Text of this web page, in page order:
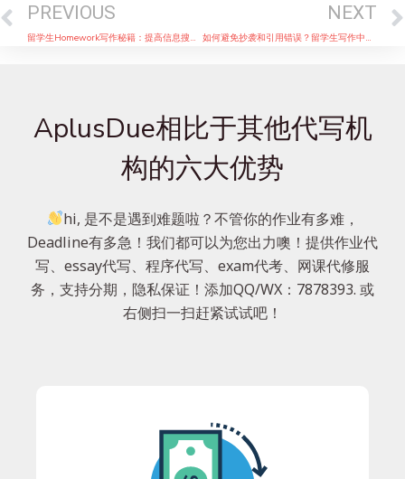
PREVIOUS
留学生Homework写作秘籍：提高信息搜集和整理能力
NEXT
如何避免抄袭和引用错误？留学生写作中的重要问题
AplusDue相比于其他代写机
构的六大优势
hi, 是不是遇到难题啦？不管你的作业有多难，
Deadline有多急！我们都可以为您出力噢！提供作业代
写、essay代写、程序代写、exam代考、网课代修服
务，支持分期，隐私保证！添加QQ/WX：7878393. 或
右侧扫一扫赶紧试试吧！